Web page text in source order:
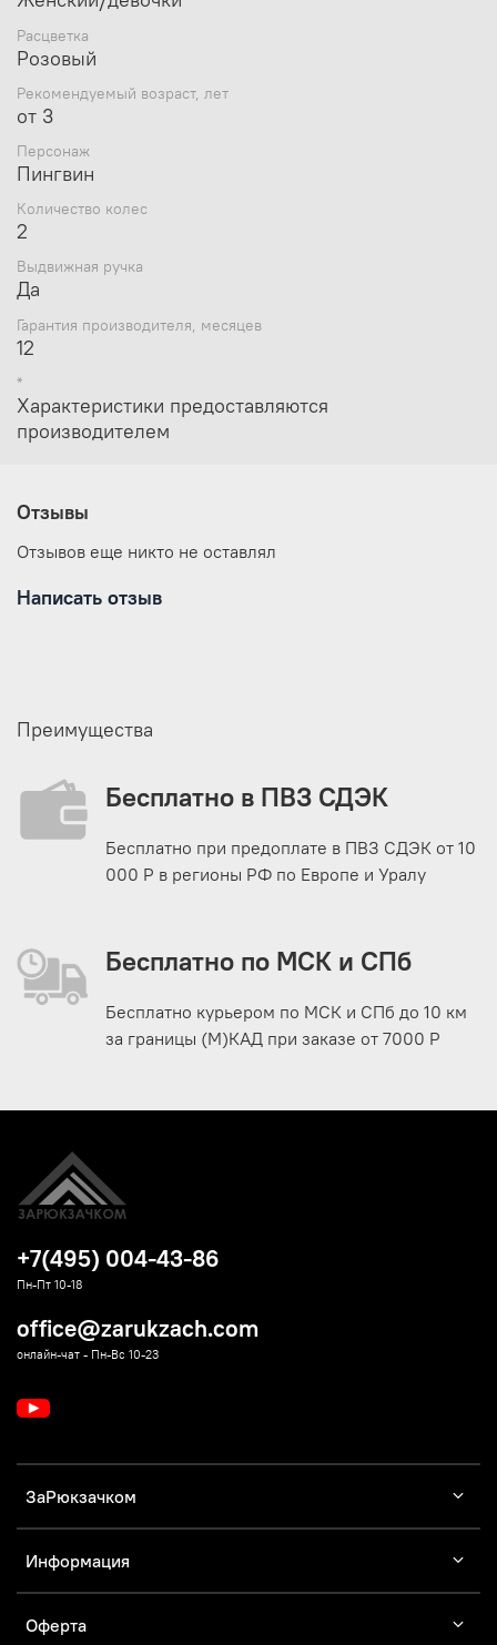
Расцветка
Розовый
Рекомендуемый возраст, лет
от 3
Персонаж
Пингвин
Количество колес
2
Выдвижная ручка
Да
Гарантия производителя, месяцев
12
*
Характеристики предоставляются
производителем
Отзывы
Отзывов еще никто не оставлял
Написать отзыв
Преимущества
Бесплатно в ПВЗ СДЭК
Бесплатно при предоплате в ПВЗ СДЭК от 10
000 Р в регионы РФ по Европе и Уралу
Бесплатно по МСК и СПб
Бесплатно курьером по МСК и СПб до 10 км
за границы (М)КАД при заказе от 7000 Р
ЗаРюкзачком
Информация
Оферта
+7(495) 004-43-86
Пн-Пт 10-18
office@zarukzach.com
онлайн-чат - Пн-Вс 10-23